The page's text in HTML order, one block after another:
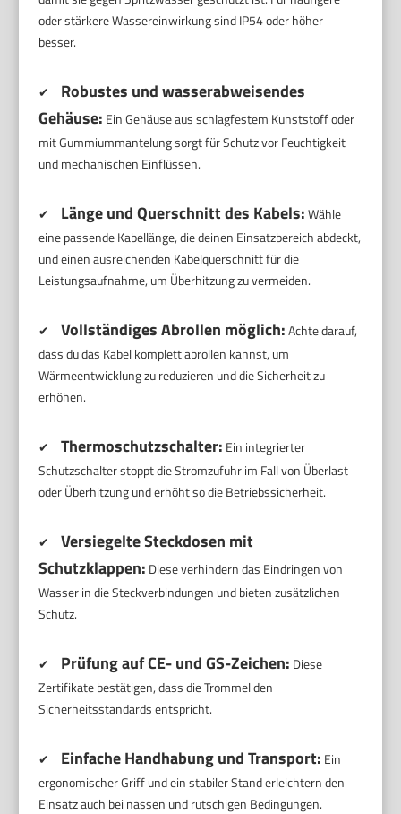
oder stärkere Wassereinwirkung sind IP54 oder höher
besser.
✔
Robustes und wasserabweisendes
Gehäuse: Ein Gehäuse aus schlagfestem Kunststoff oder
mit Gummiummantelung sorgt für Schutz vor Feuchtigkeit
und mechanischen Einflüssen.
✔ Länge und Querschnitt des Kabels:Wähle
eine passende Kabellänge, die deinen Einsatzbereich abdeckt,
und einen ausreichenden Kabelquerschnitt für die
Leistungsaufnahme, um Überhitzung zu vermeiden.
✔ Vollständiges Abrollen möglich:Achte darauf,
dass du das Kabel komplett abrollen kannst, um
Wärmeentwicklung zu reduzieren und die Sicherheit zu
erhöhen.
✔ Thermoschutzschalter: Ein integrierter
Schutzschalter stoppt die Stromzufuhr im Fall von Überlast
oder Überhitzung und erhöht so die Betriebssicherheit.
✔
Versiegelte Steckdosen mit
Schutzklappen: Diese verhindern das Eindringen von
Wasser in die Steckverbindungen und bieten zusätzlichen
Schutz.
✔ Prüfung auf CE- und GS-Zeichen: Diese
Zertifikate bestätigen, dass die Trommel den
Sicherheitsstandards entspricht.
✔ Einfache Handhabung und Transport: Ein
ergonomischer Griff und ein stabiler Stand erleichtern den
Einsatz auch bei nassen und rutschigen Bedingungen.